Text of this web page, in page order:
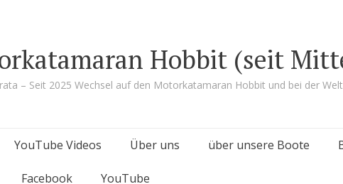
Hobbit (seit
– Seit 2025 Wechsel auf den Motorkatamaran Hobbit und bei der
YouTube Videos Über uns über unsere Boote
Facebook YouTube